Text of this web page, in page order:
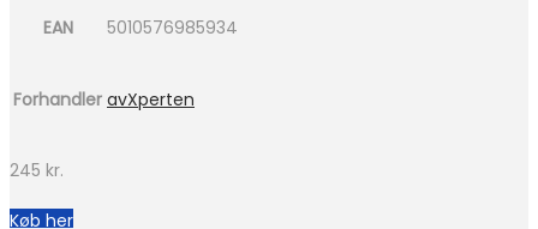
EAN 5010576985934
Forhandler avXperten
245 kr.
Køb her